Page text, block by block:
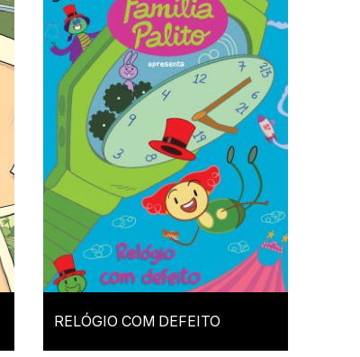
RELÓGIO COM DEFEITO